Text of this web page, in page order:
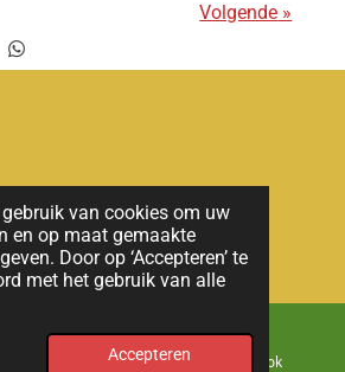
van cookies om uw
en op maat gemaakte
Door op ‘Accepteren’ te
met het gebruik van alle
Accepteren
Volgende »
D
e
nieuws
Facebook